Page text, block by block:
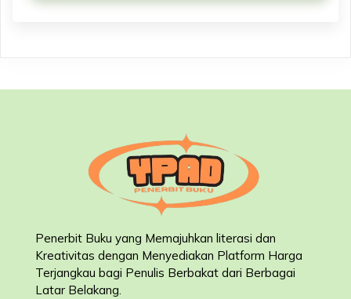
Penerbit Buku yang Memajuhkan literasi dan
Kreativitas dengan Menyediakan Platform Harga
Terjangkau bagi Penulis Berbakat dari Berbagai
Latar Belakang.